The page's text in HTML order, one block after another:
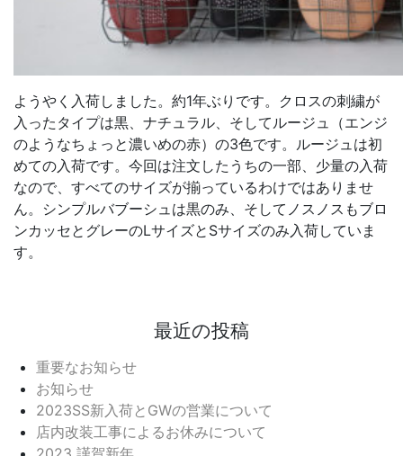
ようやく入荷しました。約1年ぶりです。クロスの刺繍が
入ったタイプは黒、ナチュラル、そしてルージュ（エンジ
のようなちょっと濃いめの赤）の3色です。ルージュは初
めての入荷です。今回は注文したうちの一部、少量の入荷
なので、すべてのサイズが揃っているわけではありませ
ん。シンプルバブーシュは黒のみ、そしてノスノスもブロ
ンカッセとグレーのLサイズとSサイズのみ入荷していま
す。
最近の投稿
重要なお知らせ
お知らせ
2023SS新入荷とGWの営業について
店内改装工事によるお休みについて